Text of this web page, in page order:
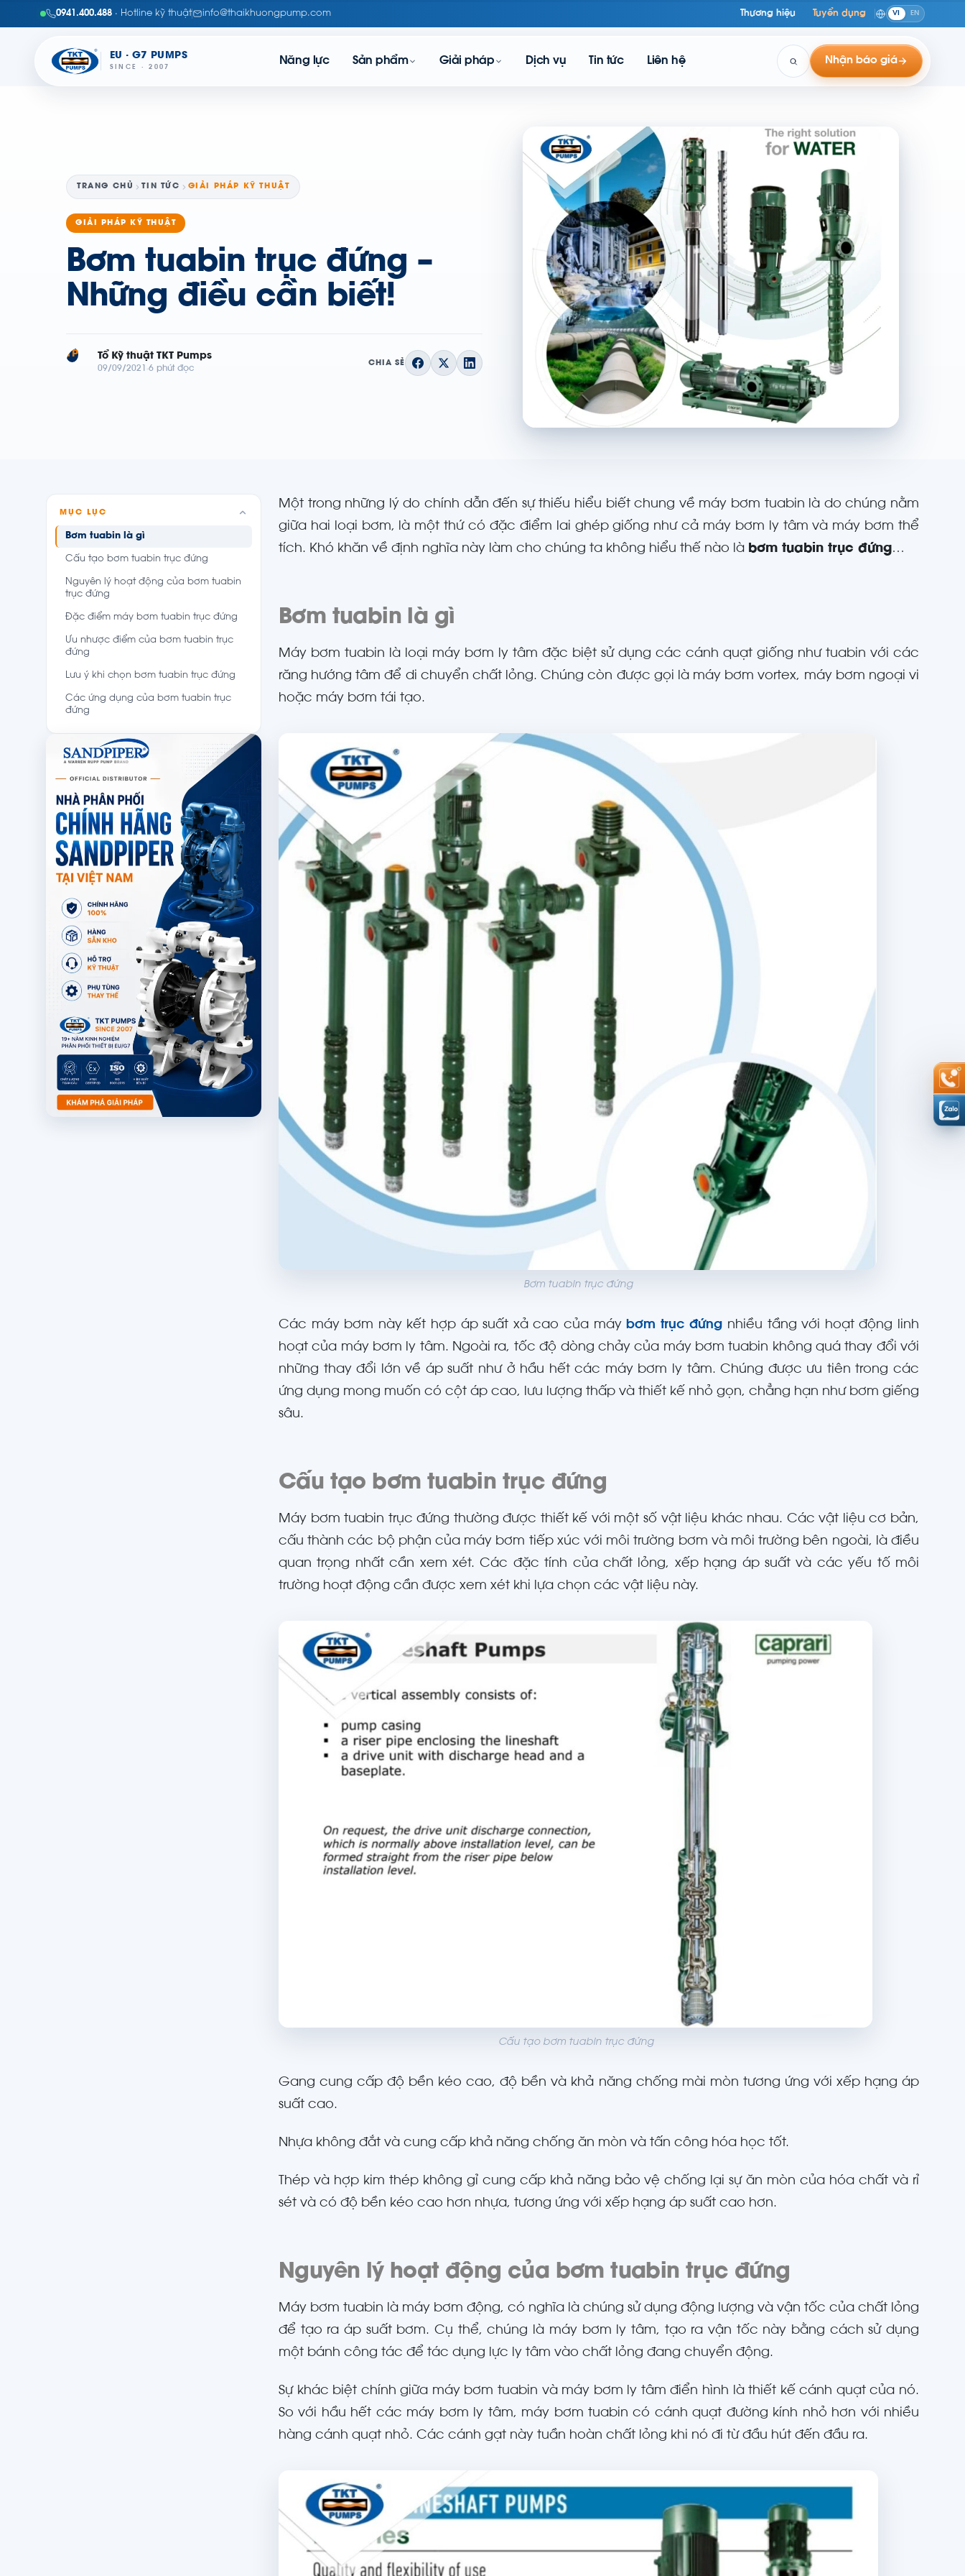
0941.400.488 · Hotline kỹ thuật info@thaikhuongpump.com Thương hiệu Tuyển dụng VI EN
EU · G7 PUMPS
SINCE · 2007
Năng lực Sản phẩm Giải pháp Dịch vụ Tin tức Liên hệ Nhận báo giá
TRANG CHỦ TIN TỨC GIẢI PHÁP KỸ THUẬT
GIẢI PHÁP KỸ THUẬT
Bơm tuabin trục đứng –
Những điều cần biết!
TP Tổ Kỹ thuật TKT Pumps
09/09/2021 6 phút đọc
CHIA SẺ
MỤC LỤC
Bơm tuabin là gì
Cấu tạo bơm tuabin trục đứng
Nguyên lý hoạt động của bơm tuabin
trục đứng
Đặc điểm máy bơm tuabin trục đứng
Ưu nhược điểm của bơm tuabin trục
đứng
Lưu ý khi chọn bơm tuabin trục đứng
Các ứng dụng của bơm tuabin trục
đứng
Một trong những lý do chính dẫn đến sự thiếu hiểu biết chung về máy bơm tuabin là do chúng nằm
giữa hai loại bơm, là một thứ có đặc điểm lai ghép giống như cả máy bơm ly tâm và máy bơm thể
tích. Khó khăn về định nghĩa này làm cho chúng ta không hiểu thế nào là bơm tuabin trục đứng…
Bơm tuabin là gì
Máy bơm tuabin là loại máy bơm ly tâm đặc biệt sử dụng các cánh quạt giống như tuabin với các
răng hướng tâm để di chuyển chất lỏng. Chúng còn được gọi là máy bơm vortex, máy bơm ngoại vi
hoặc máy bơm tái tạo.
Bơm tuabin trục đứng
Các máy bơm này kết hợp áp suất xả cao của máybơm trục đứng nhiều tầng với hoạt động linh
hoạt của máy bơm ly tâm. Ngoài ra, tốc độ dòng chảy của máy bơm tuabin không quá thay đổi với
những thay đổi lớn về áp suất như ở hầu hết các máy bơm ly tâm. Chúng được ưu tiên trong các
ứng dụng mong muốn có cột áp cao, lưu lượng thấp và thiết kế nhỏ gọn, chẳng hạn như bơm giếng
sâu.
Cấu tạo bơm tuabin trục đứng
Máy bơm tuabin trục đứng thường được thiết kế với một số vật liệu khác nhau. Các vật liệu cơ bản,
cấu thành các bộ phận của máy bơm tiếp xúc với môi trường bơm và môi trường bên ngoài, là điều
quan trọng nhất cần xem xét. Các đặc tính của chất lỏng, xếp hạng áp suất và các yếu tố môi
trường hoạt động cần được xem xét khi lựa chọn các vật liệu này.
Cấu tạo bơm tuabin trục đứng
Gang cung cấp độ bền kéo cao, độ bền và khả năng chống mài mòn tương ứng với xếp hạng áp
suất cao.
Nhựa không đắt và cung cấp khả năng chống ăn mòn và tấn công hóa học tốt.
Thép và hợp kim thép không gỉ cung cấp khả năng bảo vệ chống lại sự ăn mòn của hóa chất và rỉ
sét và có độ bền kéo cao hơn nhựa, tương ứng với xếp hạng áp suất cao hơn.
Nguyên lý hoạt động của bơm tuabin trục đứng
Máy bơm tuabin là máy bơm động, có nghĩa là chúng sử dụng động lượng và vận tốc của chất lỏng
để tạo ra áp suất bơm. Cụ thể, chúng là máy bơm ly tâm, tạo ra vận tốc này bằng cách sử dụng
một bánh công tác để tác dụng lực ly tâm vào chất lỏng đang chuyển động.
Sự khác biệt chính giữa máy bơm tuabin và máy bơm ly tâm điển hình là thiết kế cánh quạt của nó.
So với hầu hết các máy bơm ly tâm, máy bơm tuabin có cánh quạt đường kính nhỏ hơn với nhiều
hàng cánh quạt nhỏ. Các cánh gạt này tuần hoàn chất lỏng khi nó đi từ đầu hút đến đầu ra.